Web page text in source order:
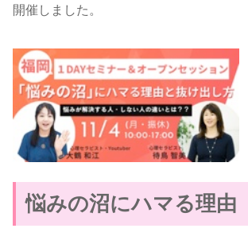
開催しました。
悩みの沼にハマる理由